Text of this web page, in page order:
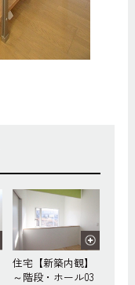
住宅【新築内観】
～階段・ホール03